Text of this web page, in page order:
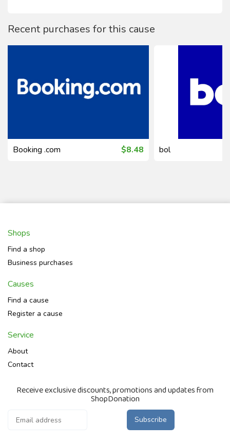
Recent purchases for this cause
Booking .com $8.48 bol
Shops
Find a shop
Business purchases
Causes
Find a cause
Register a cause
Service
About
Contact
Receive exclusive discounts, promotions and updates from
ShopDonation
Subscribe